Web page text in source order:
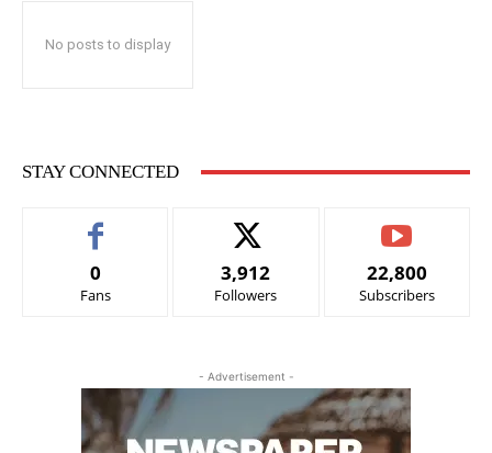
No posts to display
STAY CONNECTED
0
Fans
3,912
Followers
22,800
Subscribers
- Advertisement -